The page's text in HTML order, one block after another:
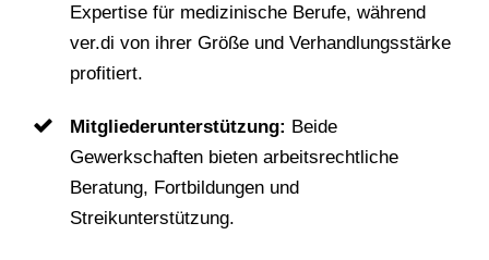
Expertise für medizinische Berufe, während
ver.di von ihrer Größe und Verhandlungsstärke
profitiert.
Mitgliederunterstützung: Beide
Gewerkschaften bieten arbeitsrechtliche
Beratung, Fortbildungen und
Streikunterstützung.